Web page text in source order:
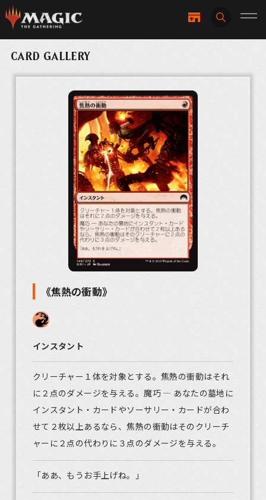
CARD GALLERY
《焦熱の衝動》
インスタント
クリーチャー１体を対象とする。焦熱の衝動はそれ
に２点のダメージを与える。魔巧 ― あなたの墓地に
インスタント・カードやソーサリー・カードが合わ
せて２枚以上あるなら、焦熱の衝動はそのクリーチ
ャーに２点の代わりに３点のダメージを与える。
「ああ、もうお手上げね。」